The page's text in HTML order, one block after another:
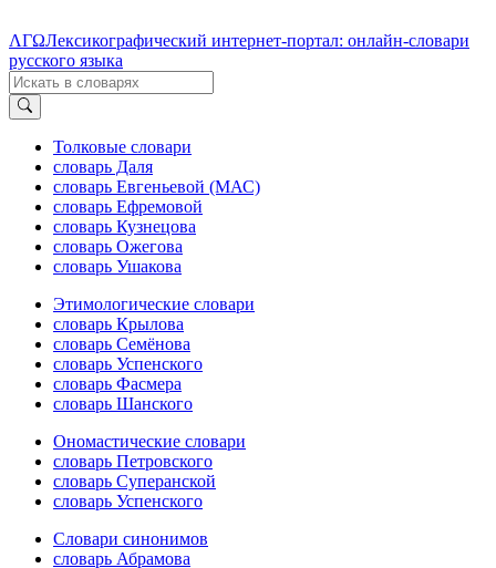
ΛΓΩЛексикографический интернет-портал: онлайн-словари
русского языка
Толковые словари
словарь Даля
словарь Евгеньевой (МАС)
словарь Ефремовой
словарь Кузнецова
словарь Ожегова
словарь Ушакова
Этимологические словари
словарь Крылова
словарь Семёнова
словарь Успенского
словарь Фасмера
словарь Шанского
Ономастические словари
словарь Петровского
словарь Суперанской
словарь Успенского
Словари синонимов
словарь Абрамова